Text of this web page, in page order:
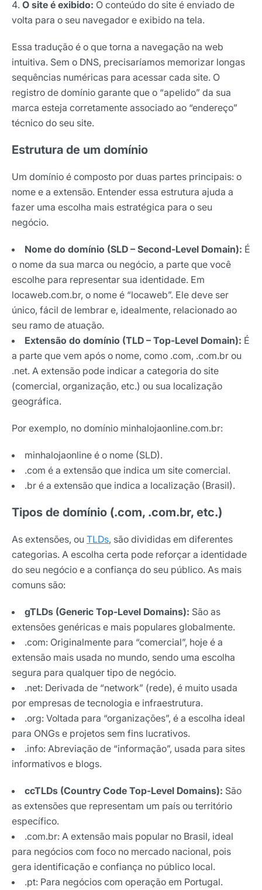
O site é exibido: O conteúdo do site é enviado de
volta para o seu navegador e exibido na tela.
Essa tradução é o que torna a navegação na web
intuitiva. Sem o DNS, precisaríamos memorizar longas
sequências numéricas para acessar cada site. O
registro de domínio garante que o “apelido” da sua
marca esteja corretamente associado ao “endereço”
técnico do seu site.
Estrutura de um domínio
Um domínio é composto por duas partes principais: o
nome e a extensão. Entender essa estrutura ajuda a
fazer uma escolha mais estratégica para o seu
negócio.
Nome do domínio (SLD – Second-Level Domain): É
o nome da sua marca ou negócio, a parte que você
escolhe para representar sua identidade. Em
locaweb.com.br, o nome é “locaweb”. Ele deve ser
único, fácil de lembrar e, idealmente, relacionado ao
seu ramo de atuação.
Extensão do domínio (TLD – Top-Level Domain): É
a parte que vem após o nome, como .com, .com.br ou
.net. A extensão pode indicar a categoria do site
(comercial, organização, etc.) ou sua localização
geográfica.
Por exemplo, no domínio minhalojaonline.com.br:
minhalojaonline é o nome (SLD).
.com é a extensão que indica um site comercial.
.br é a extensão que indica a localização (Brasil).
Tipos de domínio (.com, .com.br, etc.)
As extensões, ou TLDs, são divididas em diferentes
categorias. A escolha certa pode reforçar a identidade
do seu negócio e a confiança do seu público. As mais
comuns são:
gTLDs (Generic Top-Level Domains): São as
extensões genéricas e mais populares globalmente.
.com: Originalmente para “comercial”, hoje é a
extensão mais usada no mundo, sendo uma escolha
segura para qualquer tipo de negócio.
.net: Derivada de “network” (rede), é muito usada
por empresas de tecnologia e infraestrutura.
.org: Voltada para “organizações”, é a escolha ideal
para ONGs e projetos sem fins lucrativos.
.info: Abreviação de “informação”, usada para sites
informativos e blogs.
ccTLDs (Country Code Top-Level Domains): São
as extensões que representam um país ou território
específico.
.com.br: A extensão mais popular no Brasil, ideal
para negócios com foco no mercado nacional, pois
gera identificação e confiança no público local.
.pt: Para negócios com operação em Portugal.